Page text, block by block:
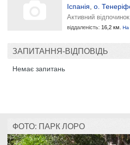
Іспанія о.
Активний
віддаленість: 16,2 км. На
ЗАПИТАННЯ-ВІДПОВІДЬ
Немає запитань
ФОТО: ПАРК ЛОРО